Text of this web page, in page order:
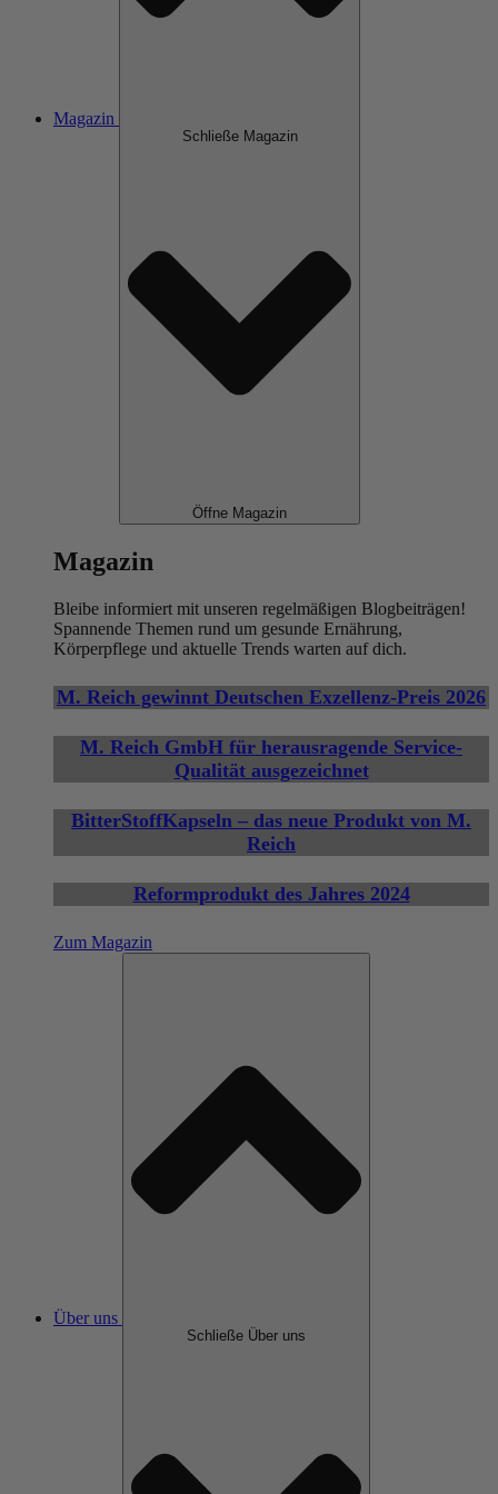
Magazin
Schließe Magazin
Öffne Magazin
Magazin
Bleibe informiert mit unseren regelmäßigen Blogbeiträgen!
Spannende Themen rund um gesunde Ernährung,
Körperpflege und aktuelle Trends warten auf dich.
M. Reich gewinnt Deutschen Exzellenz-Preis 2026
M. Reich GmbH für herausragende Service-
Qualität ausgezeichnet
BitterStoffKapseln – das neue Produkt von M.
Reich
Reformprodukt des Jahres 2024
Zum Magazin
Über uns
Schließe Über uns